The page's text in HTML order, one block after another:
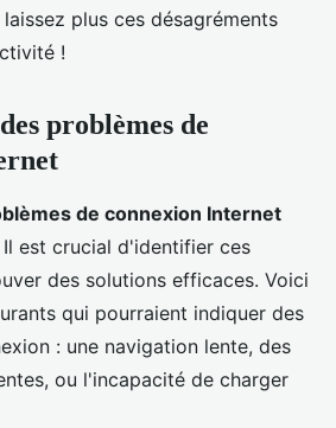
plus ces désagréments
!
problèmes de
de connexion Internet
est crucial d'identifier ces
des solutions efficaces. Voici
qui pourraient indiquer des
: une navigation lente, des
ou l'incapacité de charger